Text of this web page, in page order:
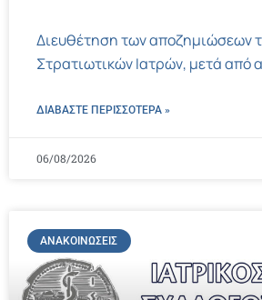
Διευθέτηση των αποζημιώσεων
Στρατιωτικών Ιατρών, μετά από
ΔΙΑΒΑΣΤΕ ΠΕΡΙΣΣΌΤΕΡΑ »
06/08/2026
ΑΝΑΚΟΙΝΏΣΕΙΣ